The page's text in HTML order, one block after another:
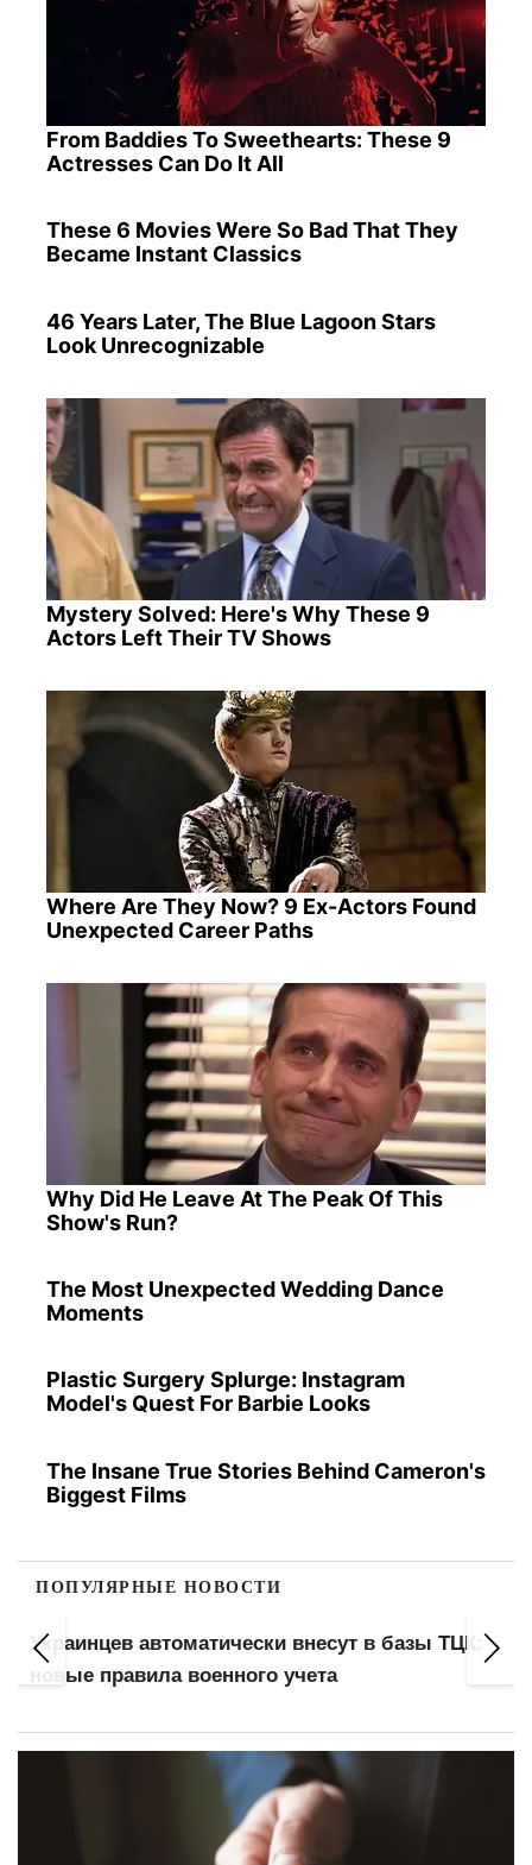
From Baddies To Sweethearts: These 9
Actresses Can Do It All
These 6 Movies Were So Bad That They
Became Instant Classics
46 Years Later, The Blue Lagoon Stars
Look Unrecognizable
Mystery Solved: Here's Why These 9
Actors Left Their TV Shows
Where Are They Now? 9 Ex-Actors Found
Unexpected Career Paths
Why Did He Leave At The Peak Of This
Show's Run?
The Most Unexpected Wedding Dance
Moments
Plastic Surgery Splurge: Instagram
Model's Quest For Barbie Looks
The Insane True Stories Behind Cameron's
Biggest Films
ПОПУЛЯРНЫЕ НОВОСТИ
Украинцев автоматически внесут в базы ТЦК:
новые правила военного учета